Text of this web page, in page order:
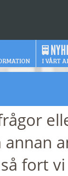
I VÅRT
annan
fort